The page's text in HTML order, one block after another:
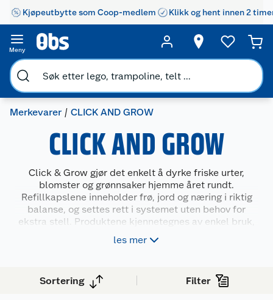
Kjøpeutbytte som Coop-medlem Klikk og hent innen 2
Meny
Merkevarer CLICK AND GROW
CLICK AND GROW
Click & Grow gjør det enkelt å dyrke friske urter,
blomster og grønnsaker hjemme året rundt.
Refillkapslene inneholder frø, jord og næring i riktig
balanse, og settes rett i systemet uten behov for
ekstra stell. Produktene kjennetegnes av enkel bruk,
rene ingredienser og pålitelig spireevne. Med Click &
Grow kan du dekke behovet for lett tilgjengelige og
fingre.
les mer
Sortering Filter